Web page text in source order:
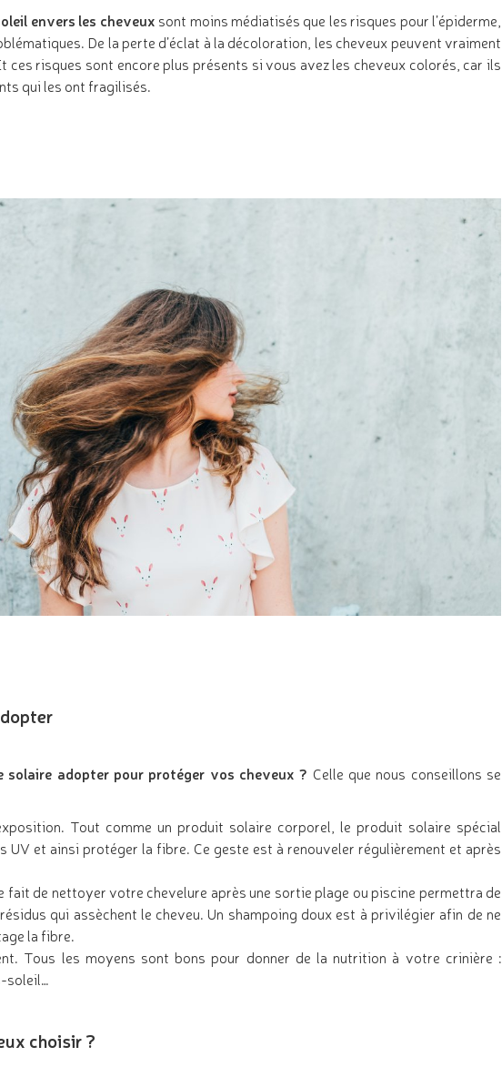
envers les cheveux sont moins médiatisés que les risques pour l’épiderme,
De la perte d’éclat à la décoloration, les cheveux peuvent vraiment
ces risques sont encore plus présents si vous avez les cheveux colorés, car ils
qui les ont fragilisés.
solaire adopter pour protéger vos cheveux ? Celle que nous conseillons se
Tout comme un produit solaire corporel, le produit solaire spécial
UV et ainsi protéger la fibre. Ce geste est à renouveler régulièrement et après
fait de nettoyer votre chevelure après une sortie plage ou piscine permettra de
qui assèchent le cheveu. Un shampoing doux est à privilégier afin de ne
la fibre.
Tous les moyens sont bons pour donner de la nutrition à votre crinière :
soleil…
choisir ?